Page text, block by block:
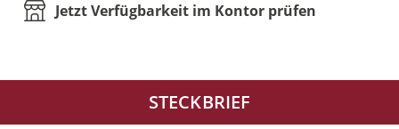
Jetzt Verfügbarkeit im Kontor prüfen
STECKBRIEF